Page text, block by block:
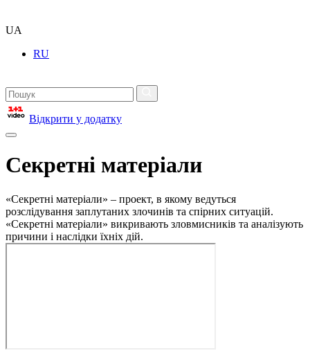
UA
RU
Відкрити у додатку
Секретні матеріали
«Секретні матеріали» – проект, в якому ведуться
розслідування заплутаних злочинів та спірних ситуацій.
«Секретні матеріали» викривають зловмисників та аналізують
причини і наслідки їхніх дій.